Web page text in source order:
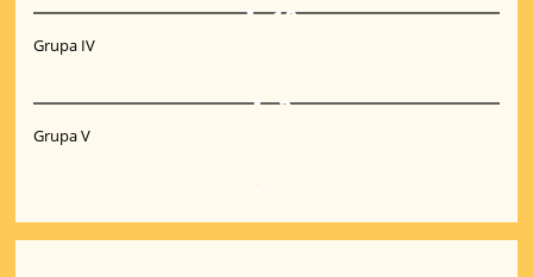
10
Grupa IV
3
Grupa V